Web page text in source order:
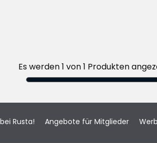
Es werden 1 von 1 Produkten
Rusta! Angebote für Mitglieder